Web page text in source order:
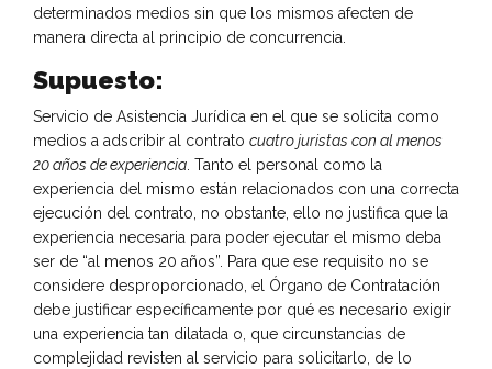
determinados medios sin que los mismos afecten de
manera directa al principio de concurrencia.
Supuesto:
Servicio de Asistencia Jurídica en el que se solicita como
medios a adscribir al contrato cuatro juristas con al menos
20 años de experiencia. Tanto el personal como la
experiencia del mismo están relacionados con una correcta
ejecución del contrato, no obstante, ello no justifica que la
experiencia necesaria para poder ejecutar el mismo deba
ser de “al menos 20 años”. Para que ese requisito no se
considere desproporcionado, el Órgano de Contratación
debe justificar específicamente por qué es necesario exigir
una experiencia tan dilatada o, que circunstancias de
complejidad revisten al servicio para solicitarlo, de lo